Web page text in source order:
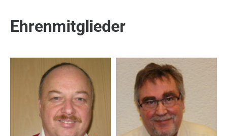
Ehrenmitglieder